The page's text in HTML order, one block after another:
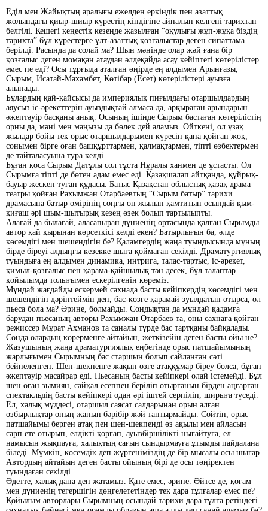
Еділ мен Жайықтың аралығы ежелден еркіндік пен азаттық
жолындағы қиыр-шиыр күрестің кіндігіне айналып келгені тарихтан
белгілі. Кешегі кеңестік кезеңде жазылған “оқулығы жұп-жұқа біздің
тарихта” бұл күрестерге ұлт-азаттық қозғалыстар деген сипаттама
берілді. Расында да солай ма? Шын мәнінде олар жәй ғана бір
қозғалыс деген момақан атаудан әлдеқайда асау кейіптегі көтерілістер
емес пе еді? Осы тұрғыда аталған өңірде ең алдымен Арынғазы,
Сырым, Исатай-Махамбет, Көтібар (Есет) көтерілістері ауызға
алынады.
Бұлардың қай-қайсысы да империялық пиғылдағы отаршылдардың
аяусыз іс-әрекеттерін ауыздықтай алмаса да, арқыраған арындарын
әжептәуір басқаны анық. Осының ішінде Сырым бастаған көтерілістің
орны да, мәні мен маңызы да бөлек дей аламыз. Өйткені, ол ұзақ
жылдар бойы тек орыс отаршылдарымен күресіп қана қойған жоқ,
сонымен бірге оған башқұрттармен, қалмақтармен, тіпті өзбектермен
де тайталасуына тура келді.
Бұған қоса Сырым Датұлы сол тұста Нұралы ханмен де ұстасты. Ол
Сырымға тіпті де бөтен адам емес еді. Қазақшалап айтқанда, құйрық-
бауыр жескен туған құдасы. Батыс Қазақстан облыстық қазақ драма
театры қойған Рахымжан Отар­баевтың “Сырым батыр” тарихи
драмасына батыр өмірінің соңғы он жылын қамтитын осындай қым-
қиғаш әрі шым-шытырық кезең өзек болып тартылыпты.
Алағай да былағай, аласапыран дүниенің ортасында қалған Сырымды
автор қай қырынан көрсеткісі келді екен? Батырлығын ба, әлде
көсемдігі мен шешендігін бе? Қаламгердің жаңа туындысында мұның
бірде біреуі алдыңғы кезекке шыға қоймаған секілді. Драматургиялық
туындыға ең алдымен динамика, интрига, талас-тартыс, іс-әрекет,
қимыл-қозғалыс пен қарама-қайшылық тән десек, бұл талаптар
қойылымда толығымен ескерілгенін көреміз.
Мұндай жағдайды ескермей сахнада басты кейіпкердің көсемдігі мен
шешендігін дәріптеймін деп, бас-көзге қарамай зуылдатып отырса, ол
пьеса бола ма? Әрине, болмайды. Сондықтан да мұндай қадамға
барудан пьесаның авторы Рахымжан Отарбаев та, оны сахнаға қойған
режиссер Мұрат Ахманов та саналы түрде бас тартқаны байқалады.
Сонда олардың көрерменге айтайын, жеткізейін деген басты ойы не?
Жазушының жаңа драматургиялық еңбегінде орыс патшайымының
жарлығымен Сырымның бас старшын болып сайланған сәті
бейнеленген. Шен-шекпенге жақын өзге атаққұмар біреу болса, бұған
әжептәуір масайрар еді. Пьесаның басты кейіпкері олай істе­мейді. Бұл
шен оған зымиян, сайқал есеппен беріліп отырғанын бірден аңғарған
спектакльдің басты кейіпкері одан әрі іштей серпіліп, ширыға түседі.
Ел, халық мүддесі, отаршыл саясат салдарынан орын алған
озбырлықтар оның жанын бәрібір жәй таптырмайды. Сөйтіп, орыс
патшайымы берген атақ пен шен-шекпенді өз ақылы мен айласын
сарп ете отырып, елдікті қорғап, ауызбіршілікті нығайтуға, ел
намысын жықпауға, халықтың сағын сындырмауға ұтымды пайдалана
біледі. Мүмкін, көсемдік деп жүргеніміздің де бір мысалы осы шығар.
Автордың айтайын деген басты ойының бірі де осы төңіректен
туындаған секілді.
Әдетте, халық дана деп жатамыз. Қате емес, әрине. Әйтсе де, қоғам
мен дүниенің тегершігін дөңгелететіндер тек дара тұлғалар емес пе?
Қойылым авторлары Сырымның осындай тарихи дара тұлға ретіндегі